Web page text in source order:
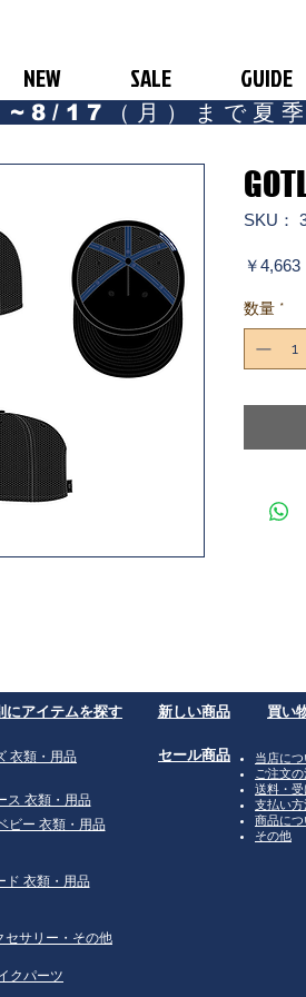
NEW SALE GUIDE
17（月）まで夏季
SKU：
￥4,663価
数量 *
にアイテムを探す ​新しい商品
衣類・用品 ​セール商品
ス 衣類・用品
ビー 衣類・用品
買い
当店につ
ご注文
送料・
支払い
商品につ
その他
ド 衣類・用品
セサリー・その他
クパーツ